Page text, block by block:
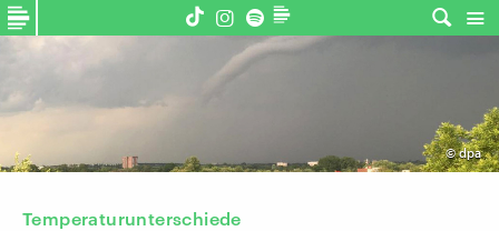
©dpa
Temperaturunterschiede